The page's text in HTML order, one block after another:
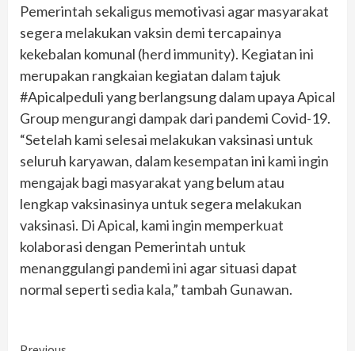
Pemerintah sekaligus memotivasi agar masyarakat
segera melakukan vaksin demi tercapainya
kekebalan komunal (herd immunity). Kegiatan ini
merupakan rangkaian kegiatan dalam tajuk
#Apicalpeduli yang berlangsung dalam upaya Apical
Group mengurangi dampak dari pandemi Covid-19.
“Setelah kami selesai melakukan vaksinasi untuk
seluruh karyawan, dalam kesempatan ini kami ingin
mengajak bagi masyarakat yang belum atau
lengkap vaksinasinya untuk segera melakukan
vaksinasi. Di Apical, kami ingin memperkuat
kolaborasi dengan Pemerintah untuk
menanggulangi pandemi ini agar situasi dapat
normal seperti sedia kala,” tambah Gunawan.